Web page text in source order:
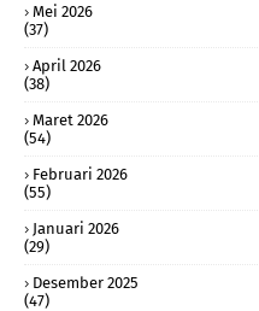
Mei 2026
(37)
April 2026
(38)
Maret 2026
(54)
Februari 2026
(55)
Januari 2026
(29)
Desember 2025
(47)